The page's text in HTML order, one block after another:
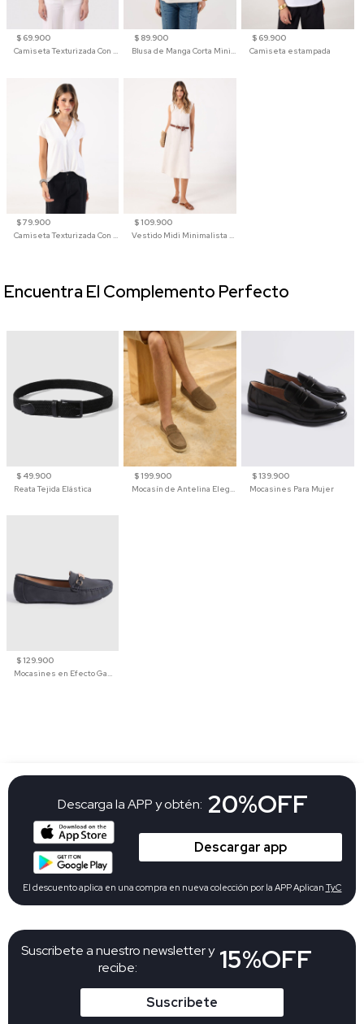
$ 69.900
Camiseta Texturizada Con Hombro Caído Para Mujer
$ 89.900
Blusa de Manga Corta Minimalista para Mujer
$ 69.900
Camiseta estampada
$ 79.900
Camiseta Texturizada Con Cuello En V Para Mujer
$ 109.900
Vestido Midi Minimalista De Silueta Amplia
$ 49.900
Reata Tejida Elástica
$ 199.900
Mocasín de Antelina Elegante con Suela de Contraste Para Hombre
$ 139.900
Mocasines Para Mujer
$ 129.900
Mocasines en Efecto Gamuzado Para Mujer
Encuentra El Complemento Perfecto
Suscribete a nuestro newsletter y
recibe:
15%OFF
Suscribete
Descarga la APP y obtén: 20%OFF
Descargar app
El descuento aplica en una compra en nueva colección por la APP Aplican TyC